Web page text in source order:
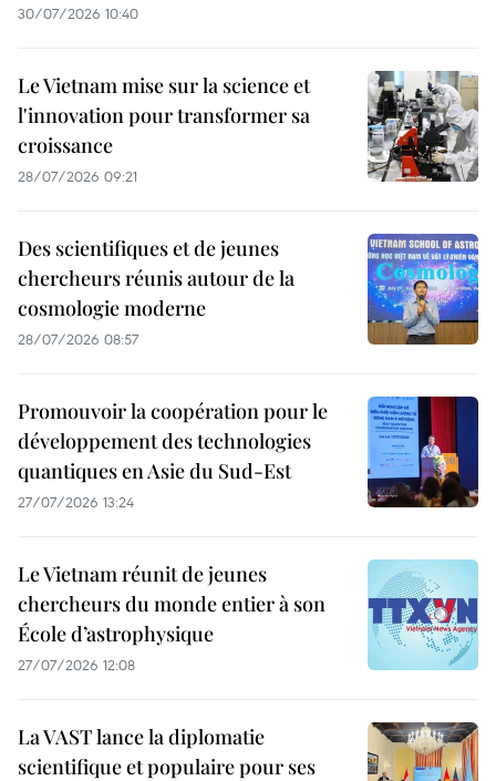
30/07/2026 10:40
Le Vietnam mise sur la science et
l'innovation pour transformer sa
croissance
28/07/2026 09:21
Des scientifiques et de jeunes
chercheurs réunis autour de la
cosmologie moderne
28/07/2026 08:57
Promouvoir la coopération pour le
développement des technologies
quantiques en Asie du Sud-Est
27/07/2026 13:24
Le Vietnam réunit de jeunes
chercheurs du monde entier à son
École d’astrophysique
27/07/2026 12:08
La VAST lance la diplomatie
scientifique et populaire pour ses